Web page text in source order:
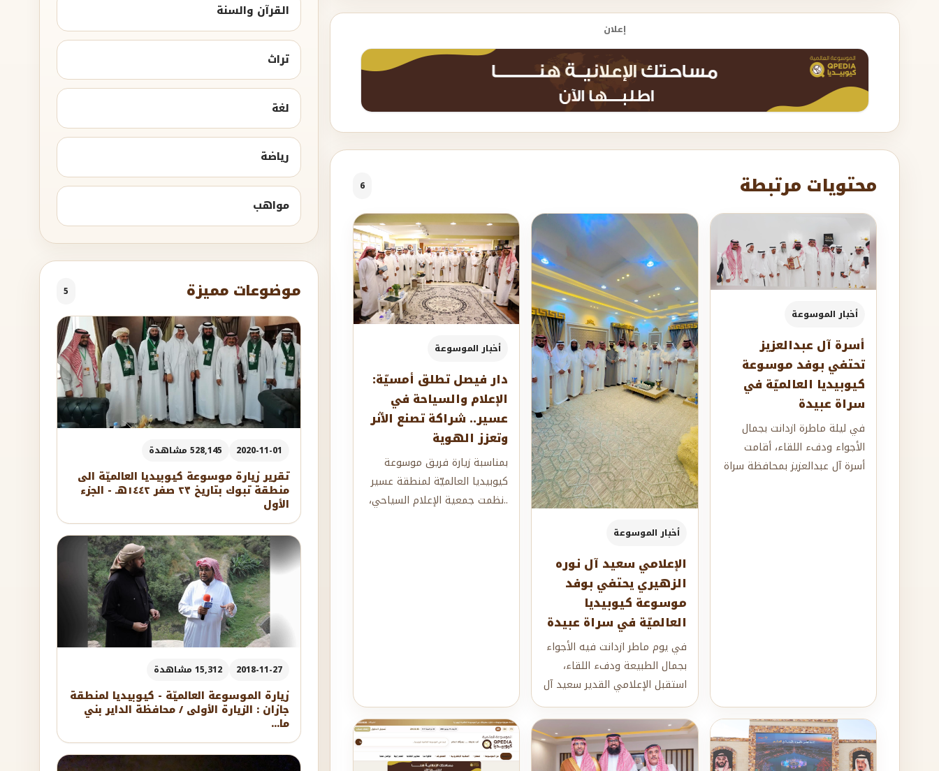
القرآن والسنة
تراث
لغة
رياضة
مواهب
موضوعات مميزة 5
2020-11-01 528,145 مشاهدة
تقرير زيارة موسوعة كيوبيديا العالميّة الى
منطقة تبوك بتاريخ ٢٣ صفر ١٤٤٢هـ - الجزء
الأول
2018-11-27 15,312 مشاهدة
زيارة الموسوعة العالميّة - كيوبيديا لمنطقة
جازان : الزيارة الأولى / محافظة الداير بني
ما...
إعلان
محتويات مرتبطة 6
أخبار الموسوعة
أسرة آل عبدالعزيز
تحتفي بوفد موسوعة
كيوبيديا العالميّة في
سراة عبيدة
في ليلة ماطرة ازدانت بجمال
الأجواء ودفء اللقاء، أقامت
أسرة آل عبدالعزيز بمحافظة سراة
أخبار الموسوعة
الإعلامي سعيد آل نوره
الزهيري يحتفي بوفد
موسوعة كيوبيديا
العالميّة في سراة عبيدة
في يوم ماطر ازدانت فيه الأجواء
بجمال الطبيعة ودفء اللقاء،
استقبل الإعلامي القدير سعيد آل
نوره الزهيري، في منزله
بمحافظة...
أخبار الموسوعة
دار فيصل تطلق أمسيّة:
الإعلام والسياحة في
عسير.. شراكة تصنع الأثر
وتعزز الهوية
بمناسبة زيارة فريق موسوعة
كيوبيديا العالميّة لمنطقة عسير
..نظمت جمعية الإعلام السياحي،